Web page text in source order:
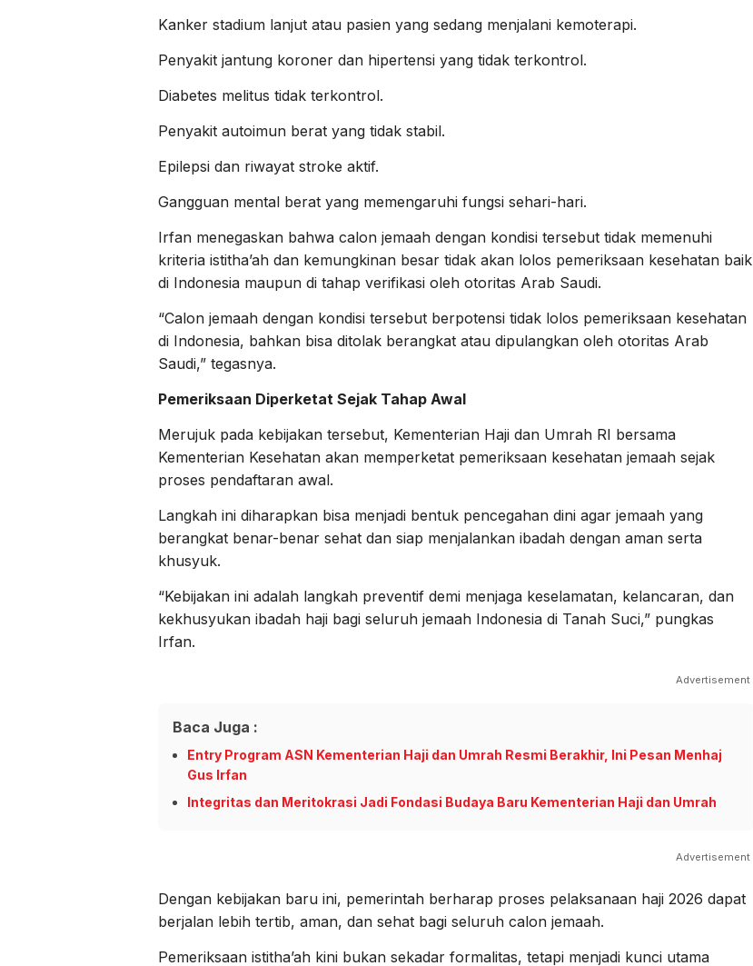
Kanker stadium lanjut atau pasien yang sedang menjalani kemoterapi.
Penyakit jantung koroner dan hipertensi yang tidak terkontrol.
Diabetes melitus tidak terkontrol.
Penyakit autoimun berat yang tidak stabil.
Epilepsi dan riwayat stroke aktif.
Gangguan mental berat yang memengaruhi fungsi sehari-hari.
Irfan menegaskan bahwa calon jemaah dengan kondisi tersebut tidak memenuhi
kriteria istitha’ah dan kemungkinan besar tidak akan lolos pemeriksaan kesehatan baik
di Indonesia maupun di tahap verifikasi oleh otoritas Arab Saudi.
“Calon jemaah dengan kondisi tersebut berpotensi tidak lolos pemeriksaan kesehatan
di Indonesia, bahkan bisa ditolak berangkat atau dipulangkan oleh otoritas Arab
Saudi,” tegasnya.
Pemeriksaan Diperketat Sejak Tahap Awal
Merujuk pada kebijakan tersebut, Kementerian Haji dan Umrah RI bersama
Kementerian Kesehatan akan memperketat pemeriksaan kesehatan jemaah sejak
proses pendaftaran awal.
Langkah ini diharapkan bisa menjadi bentuk pencegahan dini agar jemaah yang
berangkat benar-benar sehat dan siap menjalankan ibadah dengan aman serta
khusyuk.
“Kebijakan ini adalah langkah preventif demi menjaga keselamatan, kelancaran, dan
kekhusyukan ibadah haji bagi seluruh jemaah Indonesia di Tanah Suci,” pungkas
Irfan.
Advertisement
Baca Juga :
Entry Program ASN Kementerian Haji dan Umrah Resmi Berakhir, Ini Pesan Menhaj
Gus Irfan
Integritas dan Meritokrasi Jadi Fondasi Budaya Baru Kementerian Haji dan Umrah
Advertisement
Dengan kebijakan baru ini, pemerintah berharap proses pelaksanaan haji 2026 dapat
berjalan lebih tertib, aman, dan sehat bagi seluruh calon jemaah.
Pemeriksaan istitha’ah kini bukan sekadar formalitas, tetapi menjadi kunci utama